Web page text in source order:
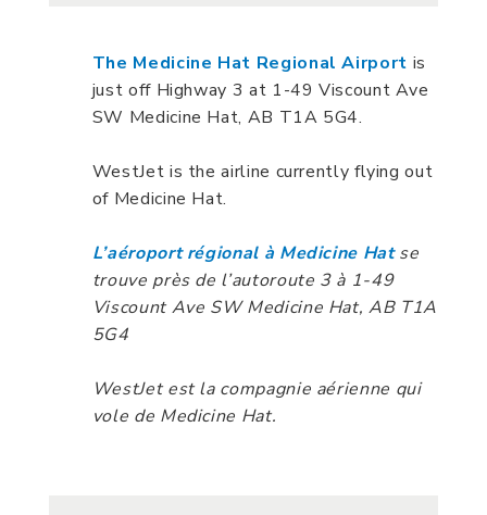
The Medicine Hat Regional Airport is
just off Highway 3 at 1-49 Viscount Ave
SW Medicine Hat, AB T1A 5G4.
WestJet is the airline currently flying out
of Medicine Hat.
L’aéroport régional à Medicine Hatse
trouve près de l’autoroute 3 à 1-49
Viscount Ave SW Medicine Hat, AB T1A
5G4
WestJet est la compagnie aérienne qui
vole de Medicine Hat.